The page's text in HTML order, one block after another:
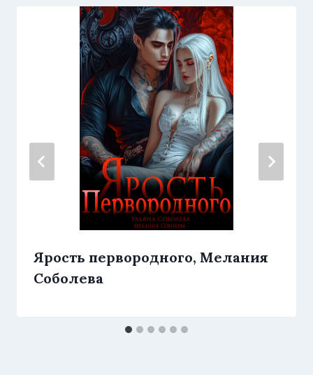
Ярость первородного, Мелания
Соболева